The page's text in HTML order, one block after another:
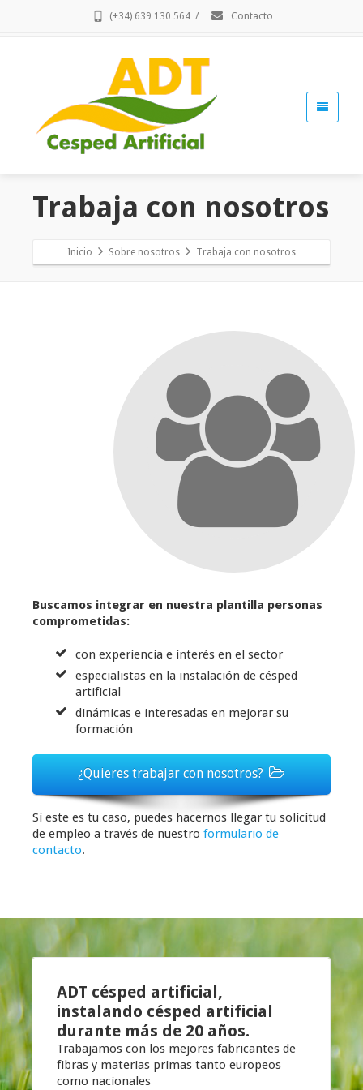
(+34) 639 130 564 / Contacto
Trabaja con nosotros
Inicio Sobre nosotros Trabaja con nosotros
Buscamos integrar en nuestra plantilla personas
comprometidas:
con experiencia e interés en el sector
especialistas en la instalación de césped
artificial
dinámicas e interesadas en mejorar su
formación
¿Quieres trabajar con nosotros?
Si este es tu caso, puedes hacernos llegar tu solicitud
de empleo a través de nuestro formulario de
contacto.
ADT césped artificial,
instalando césped artificial
durante más de 20 años.
Trabajamos con los mejores fabricantes de
fibras y materias primas tanto europeos
como nacionales